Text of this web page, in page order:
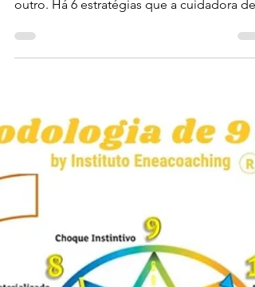
direito incontestável para quem cuida do
outro. Há 6 estratégias que a cuidadora deve